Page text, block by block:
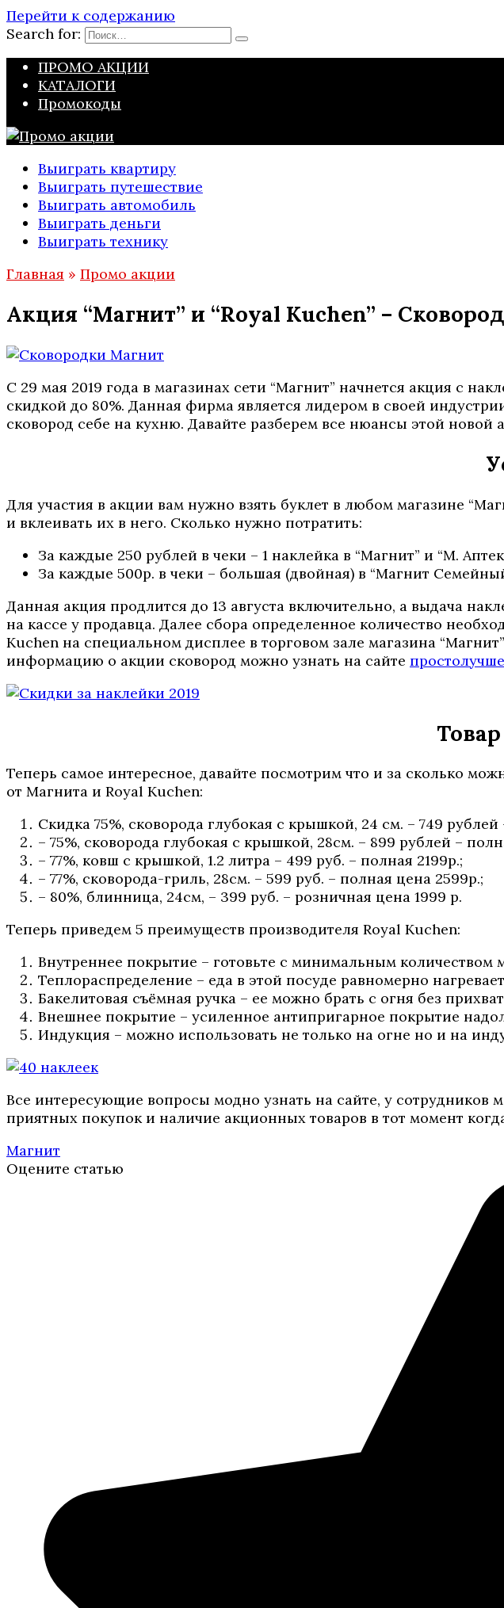
Перейти к содержанию
Search for:
ПРОМО АКЦИИ
КАТАЛОГИ
Промокоды
Выиграть квартиру
Выиграть путешествие
Выиграть автомобиль
Выиграть деньги
Выиграть технику
Главная » Промо акции
Акция “Магнит” и “Royal Kuchen” –
С 29 мая 2019 года в магазинах сети “Магнит” начнется акция с
скидкой до 80%. Данная фирма является лидером в своей
сковород себе на кухню. Давайте разберем все нюансы этой новой
Для участия в акции вам нужно взять буклет в любом магазине
и вклеивать их в него. Сколько нужно потратить:
За каждые 250 рублей в чеки – 1 наклейка в “Магнит” и “М.
За каждые 500р. в чеки – большая (двойная) в “Магнит
Данная акция продлится до 13 августа включительно, а выдача
на кассе у продавца. Далее сбора определенное количество
Kuchen на специальном дисплее в торговом зале магазина
информацию о акции сковород можно узнать на сайте
Теперь самое интересное, давайте посмотрим что и за сколько
от Магнита и Royal Kuchen:
Скидка 75%, сковорода глубокая с крышкой, 24 см. – 749
– 75%, сковорода глубокая с крышкой, 28см. – 899 рублей –
– 77%, ковш с крышкой, 1.2 литра – 499 руб. – полная 2199р.;
– 77%, сковорода-гриль, 28см. – 599 руб. – полная цена 2599р.;
– 80%, блинница, 24см, – 399 руб. – розничная цена 1999 р.
Теперь приведем 5 преимуществ производителя Royal Kuchen:
Внутреннее покрытие – готовьте с минимальным
Теплораспределение – еда в этой посуде равномерно
Бакелитовая съёмная ручка – ее можно брать с огня без
Внешнее покрытие – усиленное антипригарное покрытие
Индукция – можно использовать не только на огне но и на
Все интересующие вопросы модно узнать на сайте, у
приятных покупок и наличие акционных товаров в тот момент
Магнит
Оцените статью